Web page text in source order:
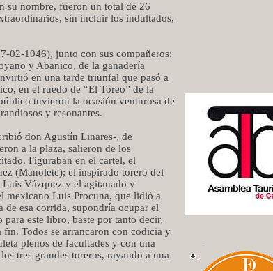
su nombre, fueron un total de 26
sin incluir los indultados,
02-1946), junto con sus compañeros:
y Abanico, de la ganadería
en una tarde triunfal que pasó a
en el ruedo de “El Toreo” de la
tuvieron la ocasión venturosa de
y resonantes.
don Agustín Linares-, de
a la plaza, salieron de los
Figuraban en el cartel, el
(Manolete); el inspirado torero del
Vázquez y el agitanado y
mexicano Luis Procuna, que lidió a
esa corrida, supondría ocupar el
para este libro, baste por tanto decir,
Todos se arrancaron con codicia y
plenos de facultades y con una
tres grandes toreros, rayando a una